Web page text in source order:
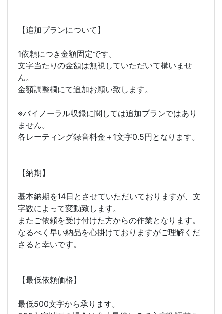
【追加プランについて】
1依頼につき金額固定です。
文字当たりの金額は無視していただいて構いませ
ん。
金額調整欄にて追加お願い致します。
※バイノーラル収録に関しては追加プランではあり
ません。
各レーティング録音料金＋1文字0.5円となります。
【納期】
基本納期を14日とさせていただいておりますが、文
字数によって変動致します。
またご依頼を受け付けた方からの作業となります。
なるべく早い納品を心掛けておりますがご理解くだ
さると幸いです。
【最低依頼価格】
最低500文字から承ります。